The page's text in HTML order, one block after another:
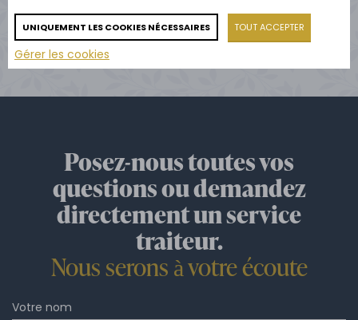
Posez-nous toutes vos
questions ou demandez
directement un service
traiteur.
Nous serons à votre écoute
Votre nom
UNIQUEMENT LES COOKIES NÉCESSAIRES TOUT ACCEPTER
Gérer les cookies